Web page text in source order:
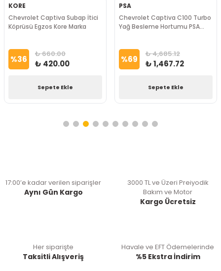
KORE
Chevrolet Captiva Subap İtici
Köprüsü Egzos Kore Marka
%36 ₺ 660.00
₺ 420.00
Sepete Ekle
PSA
Chevrolet Captiva C100 Turbo
Yağ Besleme Hortumu PSA
%69 ₺ 4,685.12
₺ 1,467.72
Sepete Ekle
17:00’e kadar verilen siparişler
Aynı Gün Kargo
3000 TL ve Üzeri Preiyodik
Bakım ve Motor
Kargo Ücretsiz
Her siparişte
Taksitli Alışveriş
Havale ve EFT Ödemelerinde
%5 Ekstra İndirim